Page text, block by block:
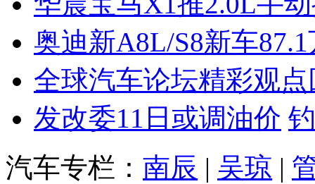
奥迪新A8L/S8新车
全球汽车论坛精彩观点
发改委11日或调油价
汽车专栏： 南辰 | 吴琼 |